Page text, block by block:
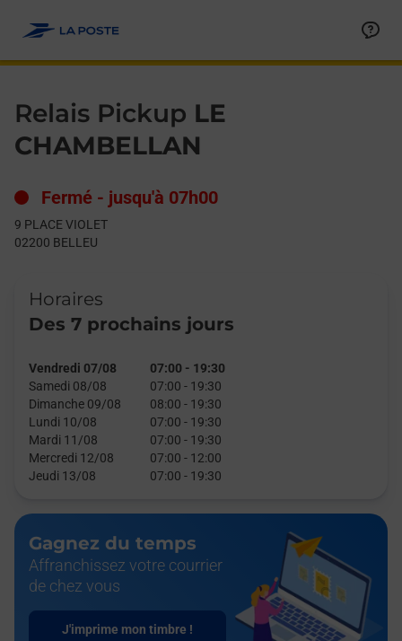
Relais Pickup LE
CHAMBELLAN
Fermé - jusqu'à 07h00
9 PLACE VIOLET
02200 BELLEU
Horaires
Des 7 prochains jours
Vendredi 07/08 07:00 - 19:30
Samedi 08/08
07:00 - 19:30
Dimanche 09/08
08:00 - 19:30
Lundi 10/08
07:00 - 19:30
Mardi 11/08
07:00 - 19:30
Mercredi 12/08
07:00 - 12:00
Jeudi 13/08
07:00 - 19:30
Gagnez du temps
Affranchissez votre courrier
de chez vous
J'imprime mon timbre !